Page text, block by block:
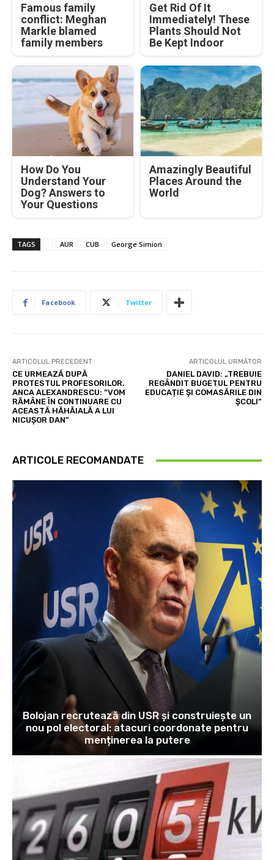
Famous family
conflict: Meghan
Markle blamed
family members
Get Rid Of It
Immediately! These
Plants Should Not
Be Kept Indoor
How Do You
Understand Your
Dog? Answers to
Your Questions
Amazingly Beautiful
Places Around the
World
TAGS AUR CUB George Simion
Facebook Twitter
ARTICOLUL PRECEDENT
CE URMEAZĂ DUPĂ
PROTESTUL PROFESORILOR.
ANCA ALEXANDRESCU: ”VOM
RĂMÂNE ÎN CONTINUARE CU
ACEASTĂ HĂHĂIALĂ A LUI
NICUȘOR DAN”
ARTICOLUL URMĂTOR
DANIEL DAVID: „TREBUIE
REGÂNDIT BUGETUL PENTRU
EDUCAȚIE ȘI COMASĂRILE DIN
ȘCOLI”
ARTICOLE RECOMANDATE
Bolojan recrutează din USR și construiește un
nou pol electoral: atacuri coordonate pentru
menținerea la putere